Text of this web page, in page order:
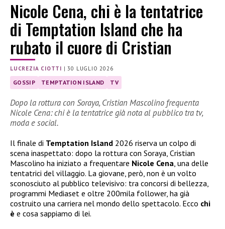
Nicole Cena, chi è la tentatrice
di Temptation Island che ha
rubato il cuore di Cristian
LUCREZIA CIOTTI |30 LUGLIO 2026
GOSSIP TEMPTATION ISLAND TV
Dopo la rottura con Soraya, Cristian Mascolino frequenta
Nicole Cena: chi è la tentatrice già nota al pubblico tra tv,
moda e social.
Il finale di Temptation Island 2026 riserva un colpo di
scena inaspettato: dopo la rottura con Soraya, Cristian
Mascolino ha iniziato a frequentare Nicole Cena , una delle
tentatrici del villaggio. La giovane, però, non è un volto
sconosciuto al pubblico televisivo: tra concorsi di bellezza,
programmi Mediaset e oltre 200mila follower, ha già
costruito una carriera nel mondo dello spettacolo. Ecco chi
è e cosa sappiamo di lei.